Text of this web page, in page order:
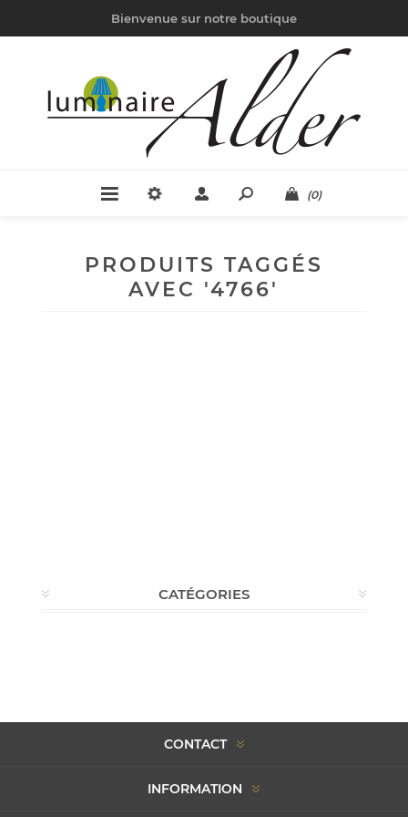
Bienvenue sur notre boutique
(0)
PRODUITS TAGGÉS
AVEC '4766'
CATÉGORIES
CONTACT
INFORMATION